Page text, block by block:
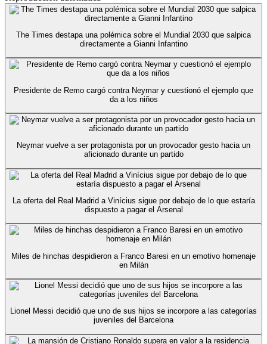
The Times destapa una polémica sobre el Mundial 2030 que salpica
directamente a Gianni Infantino
Presidente de Remo cargó contra Neymar y cuestionó el ejemplo que
da a los niños
Neymar vuelve a ser protagonista por un provocador gesto hacia un
aficionado durante un partido
La oferta del Real Madrid a Vinícius sigue por debajo de lo que estaría
dispuesto a pagar el Arsenal
Miles de hinchas despidieron a Franco Baresi en un emotivo homenaje
en Milán
Lionel Messi decidió que uno de sus hijos se incorpore a las categorías
juveniles del Barcelona